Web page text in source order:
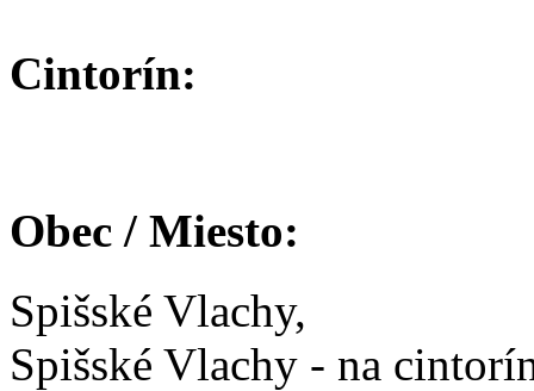
Cintorín:
Obec / Miesto:
Spišské Vlachy,
Spišské Vlachy - na